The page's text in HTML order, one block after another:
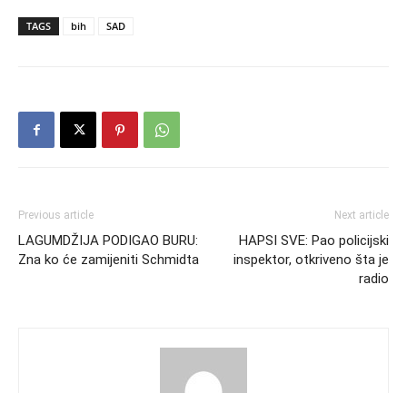
TAGS bih SAD
Previous article
LAGUMDŽIJA PODIGAO BURU:
Zna ko će zamijeniti Schmidta
Next article
HAPSI SVE: Pao policijski
inspektor, otkriveno šta je
radio